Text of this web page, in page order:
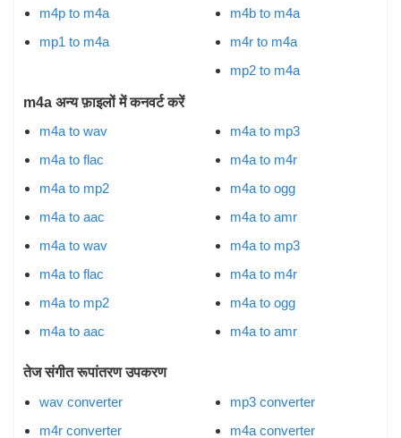
m4p to m4a
mp1 to m4a
m4b to m4a
m4r to m4a
mp2 to m4a
m4a अन्य फ़ाइलों में कनवर्ट करें
m4a to wav
m4a to flac
m4a to mp2
m4a to aac
m4a to wav
m4a to flac
m4a to mp2
m4a to aac
m4a to mp3
m4a to m4r
m4a to ogg
m4a to amr
m4a to mp3
m4a to m4r
m4a to ogg
m4a to amr
तेज संगीत रूपांतरण उपकरण
wav converter
m4r converter
mp3 converter
m4a converter